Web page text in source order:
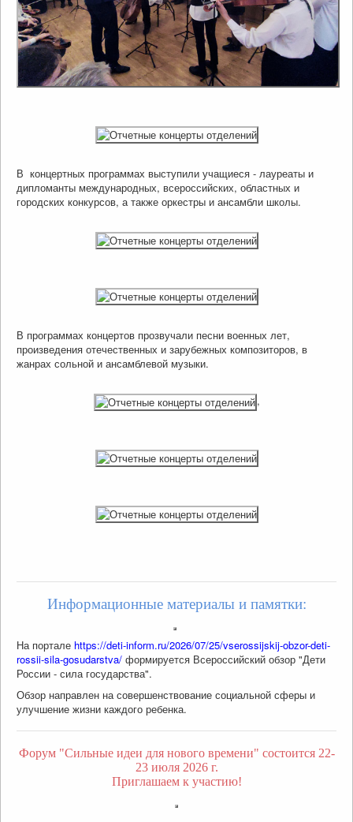
Карта сайта
Купить билет
В концертных программах выступили учащиеся - лауреаты и
дипломанты международных, всероссийских, областных и
городских конкурсов, а также оркестры и ансамбли школы.
В программах концертов прозвучали песни военных лет,
произведения отечественных и зарубежных композиторов, в
жанрах сольной и ансамблевой музыки.
,
Информационные материалы и памятки:
На портале https://deti-inform.ru/2026/07/25/vserossijskij-obzor-deti-
rossii-sila-gosudarstva/ формируется Всероссийский обзор "Дети
России - сила государства".
Обзор направлен на совершенствование социальной сферы и
улучшение жизни каждого ребенка.
Форум "Сильные идеи для нового времени" состоится 22-
23 июля 2026 г.
Приглашаем к участию!